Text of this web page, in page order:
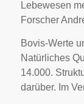
Lebewesen
Forscher
Bovis-Werte
Natürliches
14.000.
darüber. Im